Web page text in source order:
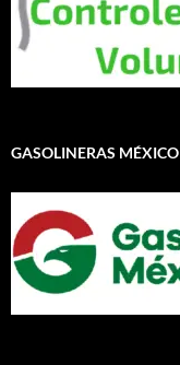
GASOLINERAS MÉXICO